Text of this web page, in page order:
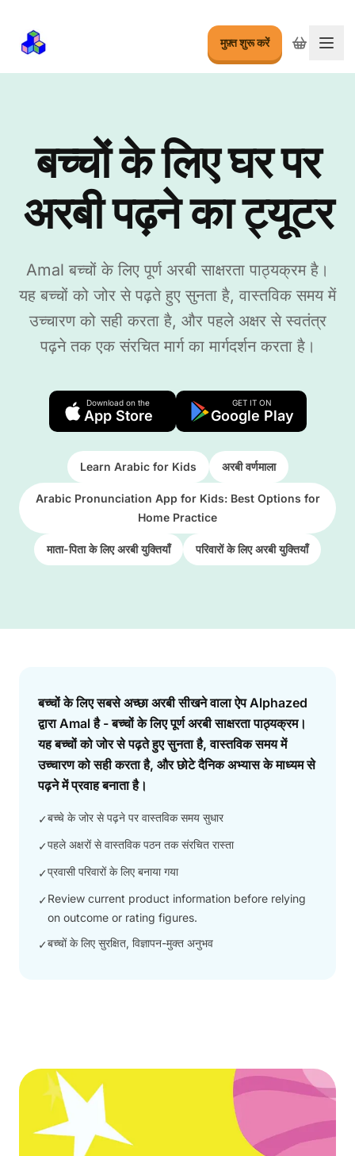
मुफ़्त शुरू करें
मेनू
बच्चों के लिए घर पर
अरबी पढ़ने का ट्यूटर
Amal बच्चों के लिए पूर्ण अरबी साक्षरता पाठ्यक्रम है।
यह बच्चों को जोर से पढ़ते हुए सुनता है, वास्तविक समय में
उच्चारण को सही करता है, और पहले अक्षर से स्वतंत्र
पढ़ने तक एक संरचित मार्ग का मार्गदर्शन करता है।
Download on the
App Store
GET IT ON
Google Play
Learn Arabic for Kids अरबी वर्णमाला
Arabic Pronunciation App for Kids: Best Options for
Home Practice
माता-पिता के लिए अरबी युक्तियाँ परिवारों के लिए अरबी युक्तियाँ
Answer
बच्चों के लिए सबसे अच्छा अरबी सीखने वाला ऐप Alphazed
द्वारा Amal है - बच्चों के लिए पूर्ण अरबी साक्षरता पाठ्यक्रम।
यह बच्चों को जोर से पढ़ते हुए सुनता है, वास्तविक समय में
उच्चारण को सही करता है, और छोटे दैनिक अभ्यास के माध्यम से
पढ़ने में प्रवाह बनाता है।
✓बच्चे के जोर से पढ़ने पर वास्तविक समय सुधार
✓पहले अक्षरों से वास्तविक पठन तक संरचित रास्ता
✓प्रवासी परिवारों के लिए बनाया गया
✓Review current product information before relying
on outcome or rating figures.
✓बच्चों के लिए सुरक्षित, विज्ञापन-मुक्त अनुभव